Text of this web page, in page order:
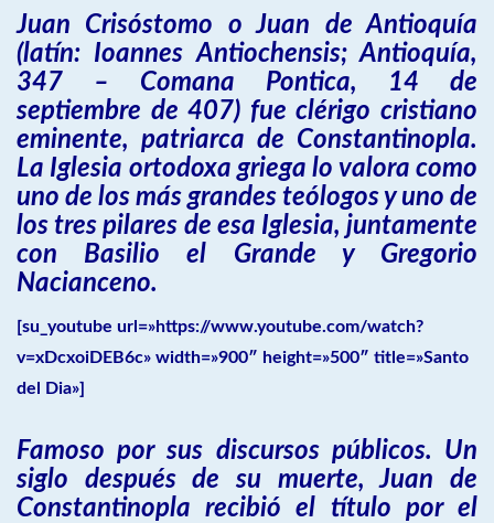
Juan Crisóstomo o Juan de Antioquía
(latín: Ioannes Antiochensis; Antioquía,
347 – Comana Pontica, 14 de
septiembre de 407) fue clérigo cristiano
eminente, patriarca de Constantinopla.
La Iglesia ortodoxa griega lo valora como
uno de los más grandes teólogos y uno de
los tres pilares de esa Iglesia, juntamente
con Basilio el Grande y Gregorio
Nacianceno.
[su_youtube url=»https://www.youtube.com/watch?
v=xDcxoiDEB6c» width=»900″ height=»500″ title=»Santo
del Dia»]
Famoso por sus discursos públicos. Un
siglo después de su muerte, Juan de
Constantinopla recibió el título por el